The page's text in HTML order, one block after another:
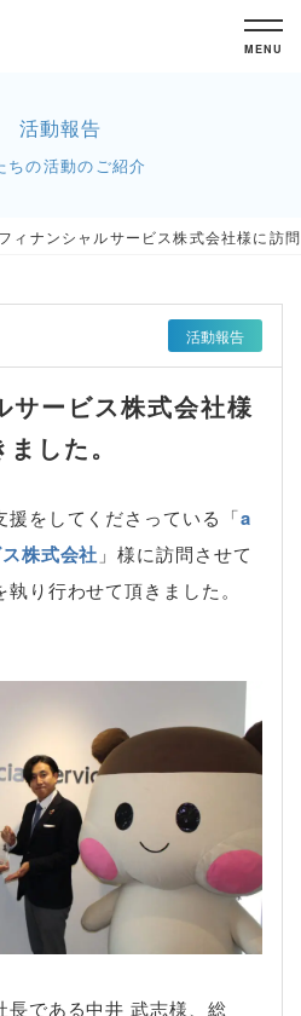
MENU
活動報告
ちの活動のご紹介
ィナンシャルサービス株式会社様に訪
活動報告
サービス株式会社様
した。
をしてくださっている「a
株式会社 」様に訪問させて
り行わせて頂きました。
長である中井 武志様、総